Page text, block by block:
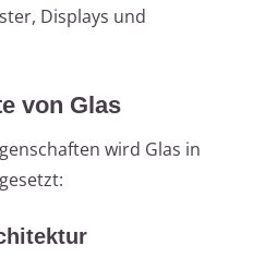
Displays und
von Glas
wird Glas in